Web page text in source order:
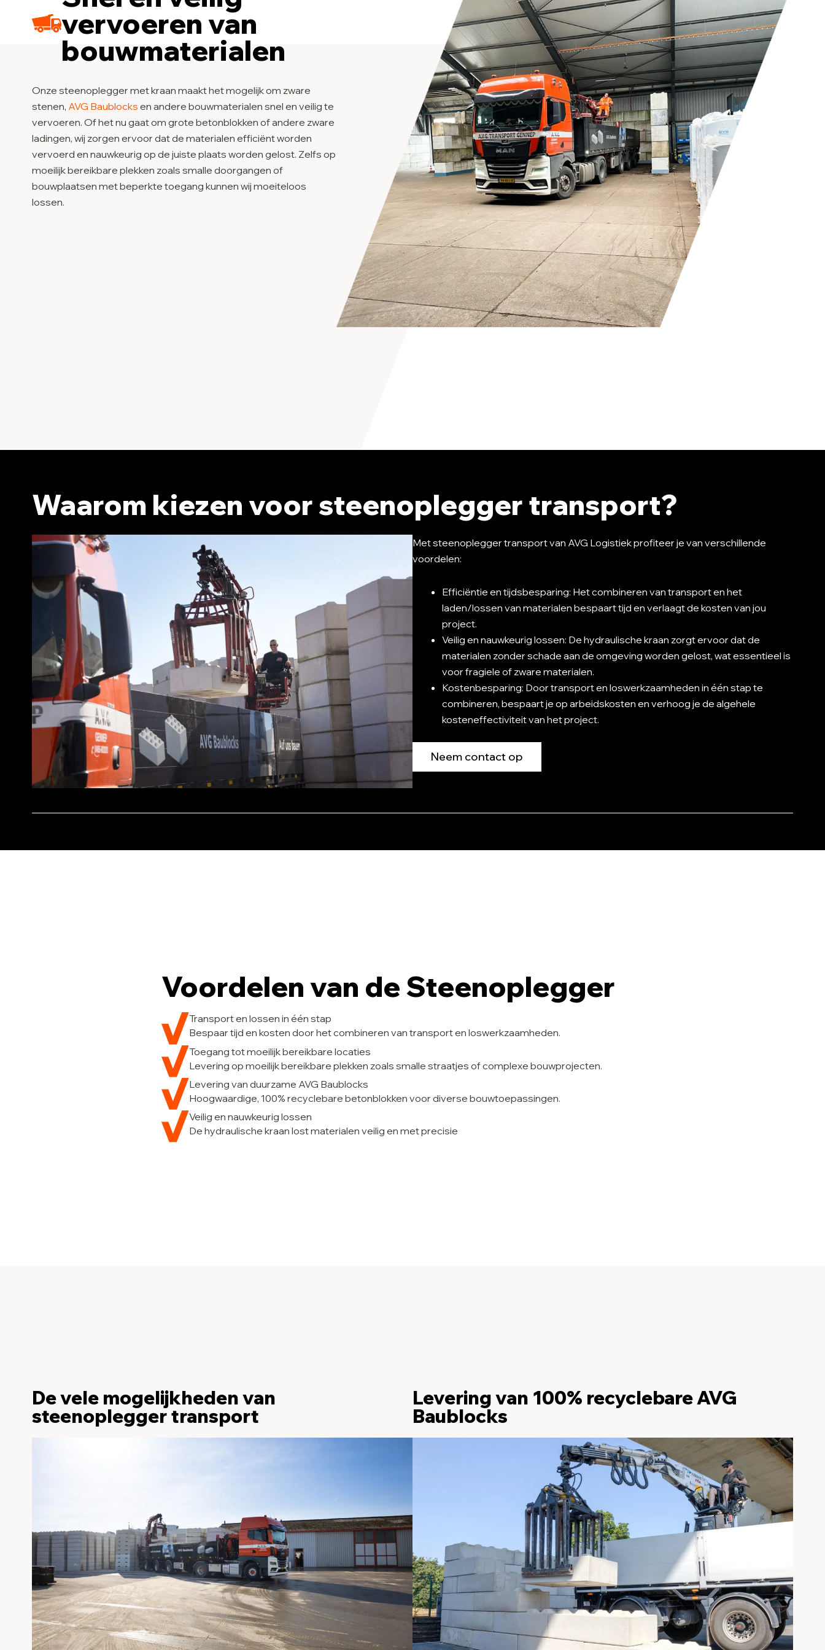
vervoeren van
bouwmaterialen
Onze steenoplegger met kraan maakt het mogelijk om zware
stenen, AVG Baublocks en andere bouwmaterialen snel en veilig te
vervoeren. Of het nu gaat om grote betonblokken of andere zware
ladingen, wij zorgen ervoor dat de materialen efficiënt worden
vervoerd en nauwkeurig op de juiste plaats worden gelost. Zelfs op
moeilijk bereikbare plekken zoals smalle doorgangen of
bouwplaatsen met beperkte toegang kunnen wij moeiteloos
lossen.
Waarom kiezen voor steenoplegger transport?
Met steenoplegger transport van AVG Logistiek profiteer je van verschillende
voordelen:
Efficiëntie en tijdsbesparing: Het combineren van transport en het
laden/lossen van materialen bespaart tijd en verlaagt de kosten van jou
project.
Veilig en nauwkeurig lossen: De hydraulische kraan zorgt ervoor dat de
materialen zonder schade aan de omgeving worden gelost, wat essentieel is
voor fragiele of zware materialen.
Kostenbesparing: Door transport en loswerkzaamheden in één stap te
combineren, bespaart je op arbeidskosten en verhoog je de algehele
kosteneffectiviteit van het project.
Neem contact op
Voordelen van de Steenoplegger
Transport en lossen in één stap
Bespaar tijd en kosten door het combineren van transport en loswerkzaamheden.
Toegang tot moeilijk bereikbare locaties
Levering op moeilijk bereikbare plekken zoals smalle straatjes of complexe bouwprojecten.
Levering van duurzame AVG Baublocks
Hoogwaardige, 100% recyclebare betonblokken voor diverse bouwtoepassingen.
Veilig en nauwkeurig lossen
De hydraulische kraan lost materialen veilig en met precisie
De vele mogelijkheden van
steenoplegger transport
Levering van 100% recyclebare AVG
Baublocks